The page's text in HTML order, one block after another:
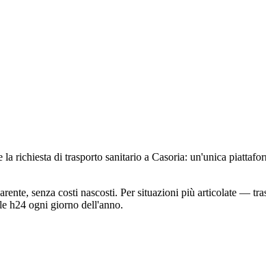
richiesta di trasporto sanitario a Casoria: un'unica
senza costi nascosti. Per situazioni più articolate —
h24 ogni giorno dell'anno.